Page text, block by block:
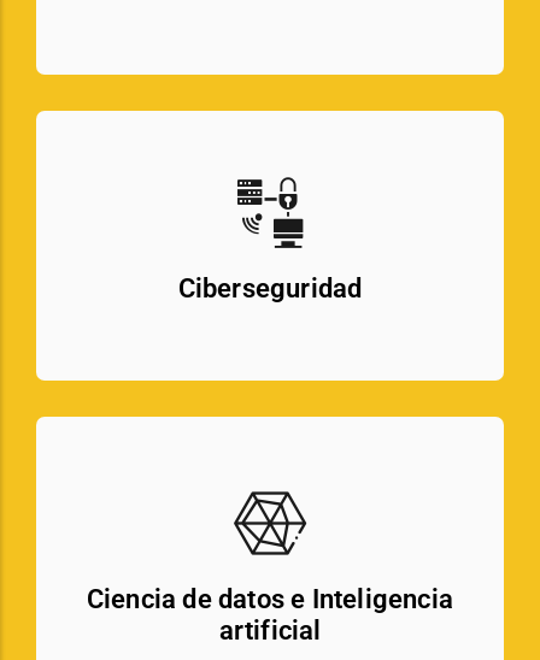
Ciberseguridad
Ciencia de datos e Inteligencia
artificial